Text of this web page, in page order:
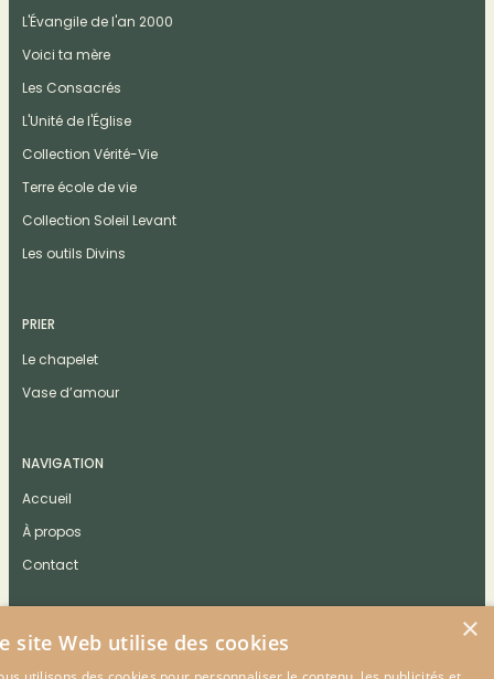
L'Évangile de l'an 2000
Voici ta mère
Les Consacrés
L'Unité de l'Église
Collection Vérité-Vie
Terre école de vie
Collection Soleil Levant
Les outils Divins
PRIER
Le chapelet
Vase d’amour
NAVIGATION
Accueil
À propos
Contact
×
site Web utilise des cookies